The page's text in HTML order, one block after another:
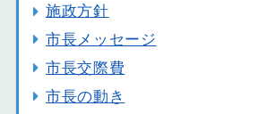
施政方針
市長メッセージ
市長交際費
市長の動き